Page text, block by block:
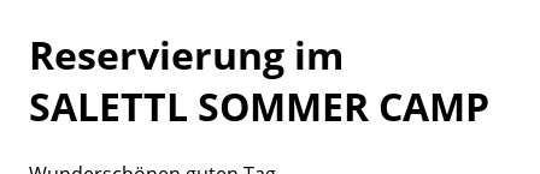
Reservierung im
SALETTL SOMMER CAMP